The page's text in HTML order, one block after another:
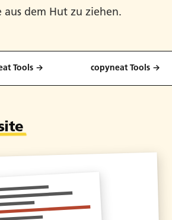
aus dem Hut zu ziehen.
→ copyneat Tools →